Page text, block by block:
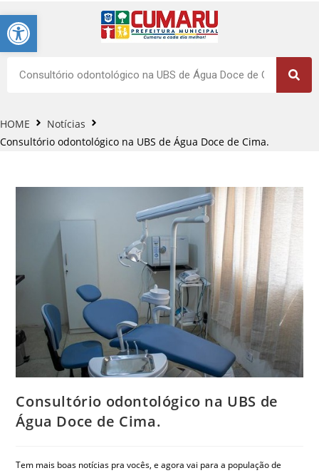
Barra de Ferramentas Aberta
HOME
Notícias
Consultório odontológico na UBS de Água Doce de Cima.
Consultório odontológico na UBS de
Água Doce de Cima.
Tem mais boas notícias pra vocês, e agora vai para a população de